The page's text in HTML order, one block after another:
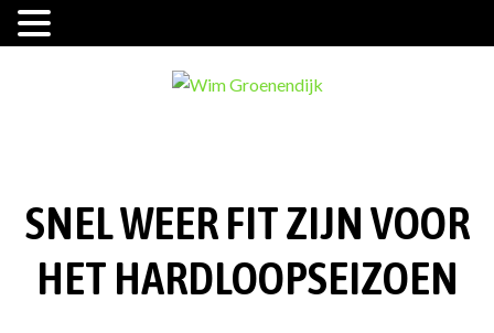
SNEL WEER FIT ZIJN VOOR
HET HARDLOOPSEIZOEN